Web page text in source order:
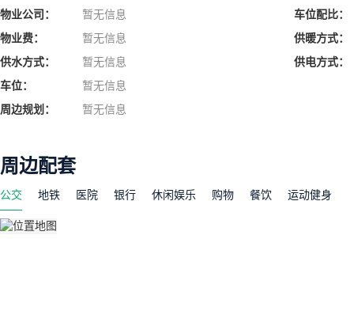
物业公司： 暂无信息
车位配比：
物业费：
暂无信息
供暖方式：
供水方式：
暂无信息
供电方式：
车位：
暂无信息
周边规划：
暂无信息
周边配套
公交 地铁 医院 银行 休闲娱乐 购物 餐饮 运动健身